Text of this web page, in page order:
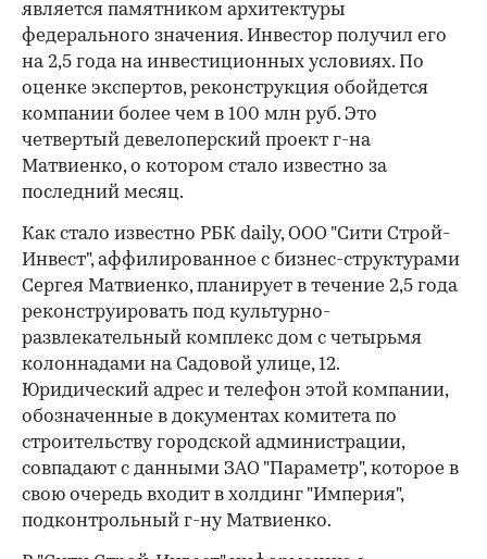
является памятником архитектуры
федерального значения. Инвестор получил его
на 2,5 года на инвестиционных условиях. По
оценке экспертов, реконструкция обойдется
компании более чем в 100 млн руб. Это
четвертый девелоперский проект г-на
Матвиенко, о котором стало известно за
последний месяц.
Как стало известно РБК daily, ООО "Сити Строй-
Инвест", аффилированное с бизнес-структурами
Сергея Матвиенко, планирует в течение 2,5 года
реконструировать под культурно-
развлекательный комплекс дом с четырьмя
колоннадами на Садовой улице, 12.
Юридический адрес и телефон этой компании,
обозначенные в документах комитета по
строительству городской администрации,
совпадают с данными ЗАО "Параметр", которое в
свою очередь входит в холдинг "Империя",
подконтрольный г-ну Матвиенко.